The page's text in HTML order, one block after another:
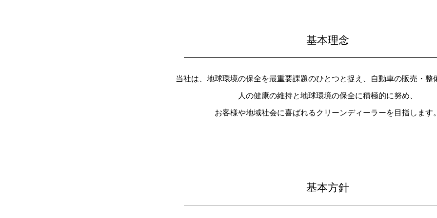
基本理念
当社は、地球環境の保全を最重要課題のひとつと捉え、自動車の販売・整
人の健康の維持と地球環境の保全に積極的に努め、
お客様や地域社会に喜ばれるクリーンディーラーを目指します。
基本方針